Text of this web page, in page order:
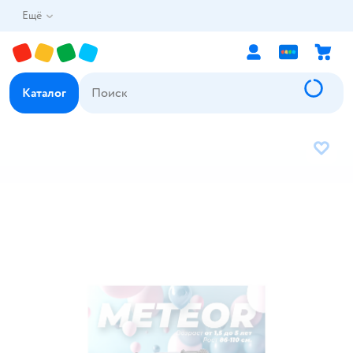
Ещё
Каталог
В